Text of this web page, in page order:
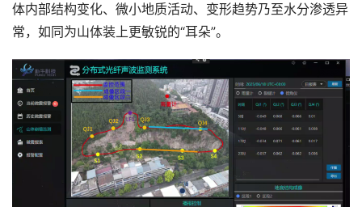
体内部结构变化、微小地质活动、变形趋势乃至水分渗透异
常，如同为山体装上更敏锐的“耳朵”。